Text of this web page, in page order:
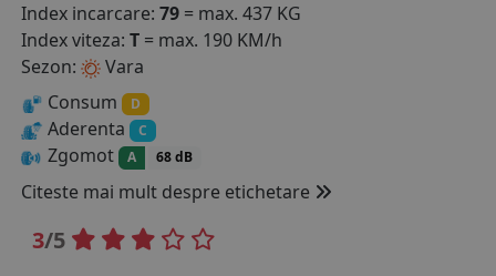
Index incarcare: 79 = max. 437 KG
Index viteza: T = max. 190 KM/h
Sezon:
Vara
Consum
D
Aderenta C
Zgomot A 68 dB
Citeste mai mult despre etichetare
3/5